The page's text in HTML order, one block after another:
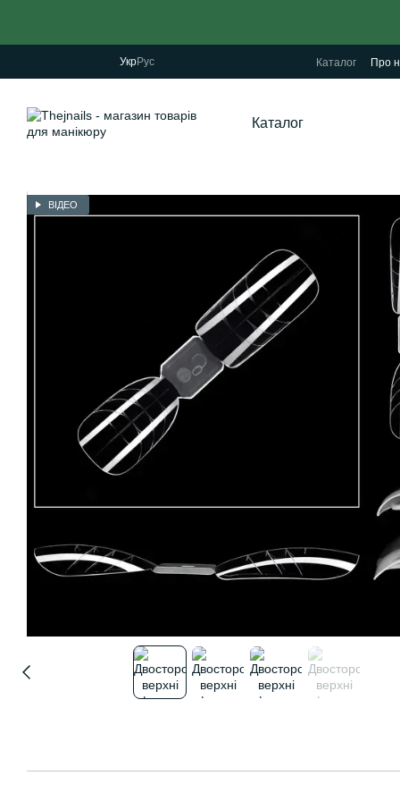
УкрРус Каталог Про
Каталог
ВІДЕО